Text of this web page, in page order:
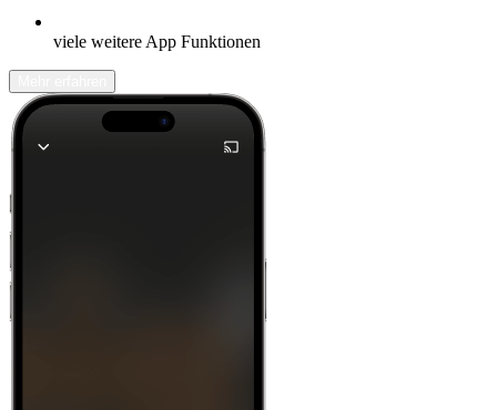
viele weitere App Funktionen